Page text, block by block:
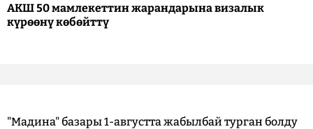
АКШ 50 мамлекеттин жарандарына визалык
күрөөнү көбөйттү
"Мадина" базары 1-августта жабылбай турган болду